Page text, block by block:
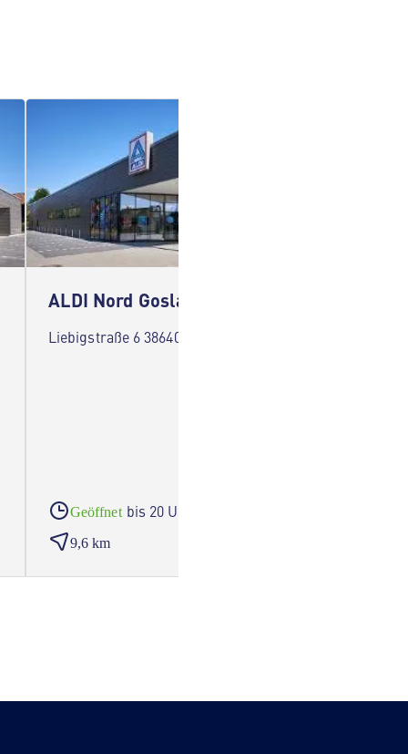
ALDI Nord Goslar
Liebigstraße 6 38640 Goslar
Geöffnet bis 20 Uhr
9,6 km